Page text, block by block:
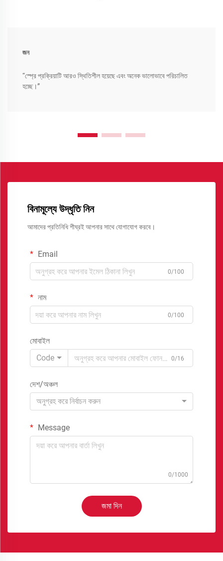
জন
“স্প্রে প্রক্রিয়াটি আরও স্থিতিশীল হয়েছে এবং অনেক ভালোভাবে পরিচালিত
হচ্ছে।”
বিনামূল্যে উদ্ধৃতি নিন
আমাদের প্রতিনিধি শীঘ্রই আপনার সাথে যোগাযোগ করবে।
Email
0/100
নাম
0/100
মোবাইল
Code
0/16
দেশ/অঞ্চল
অনুগ্রহ করে নির্বাচন করুন
Message
0/1000
জমা দিন